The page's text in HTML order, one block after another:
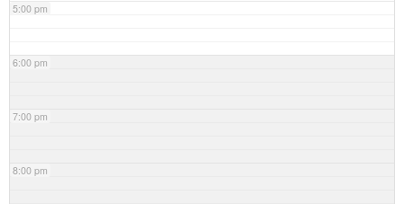
5:00 pm
6:00 pm
7:00 pm
8:00 pm